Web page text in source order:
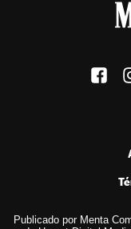
Publicado por Menta